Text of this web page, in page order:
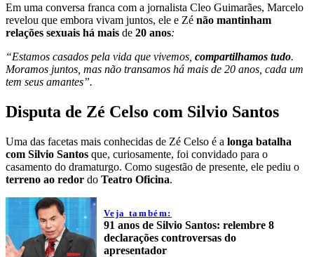
Em uma conversa franca com a jornalista Cleo Guimarães, Marcelo
revelou que embora vivam juntos, ele e Zé não mantinham
relações sexuais há mais de 20 anos:
“Estamos casados pela vida que vivemos, compartilhamos tudo.
Moramos juntos, mas não transamos há mais de 20 anos, cada um
tem seus amantes”.
Disputa de Zé Celso com Silvio Santos
Uma das facetas mais conhecidas de Zé Celso é a longa batalha
com Silvio Santos que, curiosamente, foi convidado para o
casamento do dramaturgo. Como sugestão de presente, ele pediu o
terreno ao redor do Teatro Oficina.
Veja também:
91 anos de Silvio Santos: relembre 8
declarações controversas do
apresentador